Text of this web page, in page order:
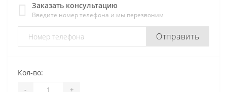
Заказать консультацию
Введите номер телефона и мы перезвоним
Отправить
Кол-во:
- +